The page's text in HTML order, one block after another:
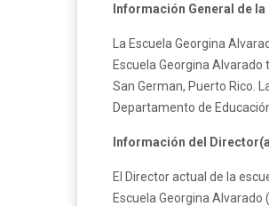
Información General de
La Escuela Georgina
Escuela Georgina
San German, Puerto Rico.
Departamento de
Información del
El Director actual de la
Escuela Georgina